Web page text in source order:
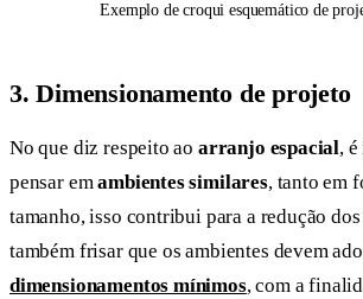
Exemplo de croqui esquemático de
3. Dimensionamento de projeto
No que diz respeito ao arranjo espacial,
pensar emambientes similares, tanto em
tamanho, isso contribui para a redução
também frisar que os ambientes devem
dimensionamentos mínimos, com a